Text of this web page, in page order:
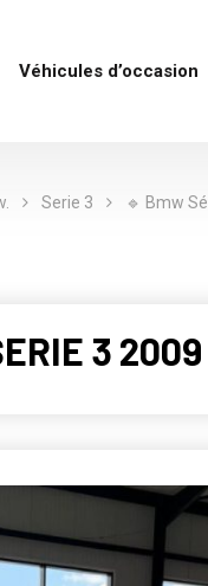
Véhicules d’occasion
Serie 3 🔹 Bmw
3